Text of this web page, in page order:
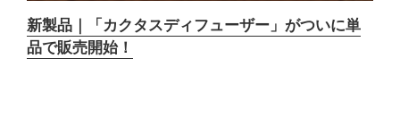
新製品｜「カクタスディフューザー」がついに単
品で販売開始！